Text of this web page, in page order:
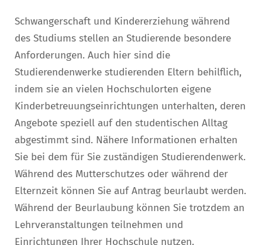
Schwangerschaft und Kindererziehung während
des Studiums stellen an Studierende besondere
Anforderungen. Auch hier sind die
Studierendenwerke studierenden Eltern behilflich,
indem sie an vielen Hochschulorten eigene
Kinderbetreuungseinrichtungen unterhalten, deren
Angebote speziell auf den studentischen Alltag
abgestimmt sind. Nähere Informationen erhalten
Sie bei dem für Sie zuständigen Studierendenwerk.
Während des Mutterschutzes oder während der
Elternzeit können Sie auf Antrag beurlaubt werden.
Während der Beurlaubung können Sie trotzdem an
Lehrveranstaltungen teilnehmen und
Einrichtungen Ihrer Hochschule nutzen.